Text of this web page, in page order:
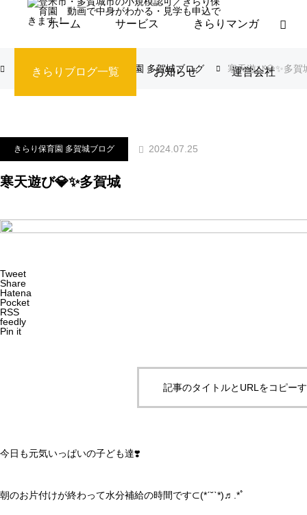
ホーム サービス きらりマンガ
きらりブログ一覧 お知らせ 運営会社
ブログ きらり保育園 多賀城ブログ 寒天遊び💎✨多賀
きらり保育園 多賀城ブログ 2024.07.25
寒天遊び💎✨多賀城
Tweet
Share
Hatena
Pocket
RSS
feedly
Pin it
記事のタイトルとURLをコピー
今日も元気いっぱいの子ども達❣️
朝のお片付けが終わって水分補給の時間です⊂(*ˊ˘ˋ*)♬.*ﾟ